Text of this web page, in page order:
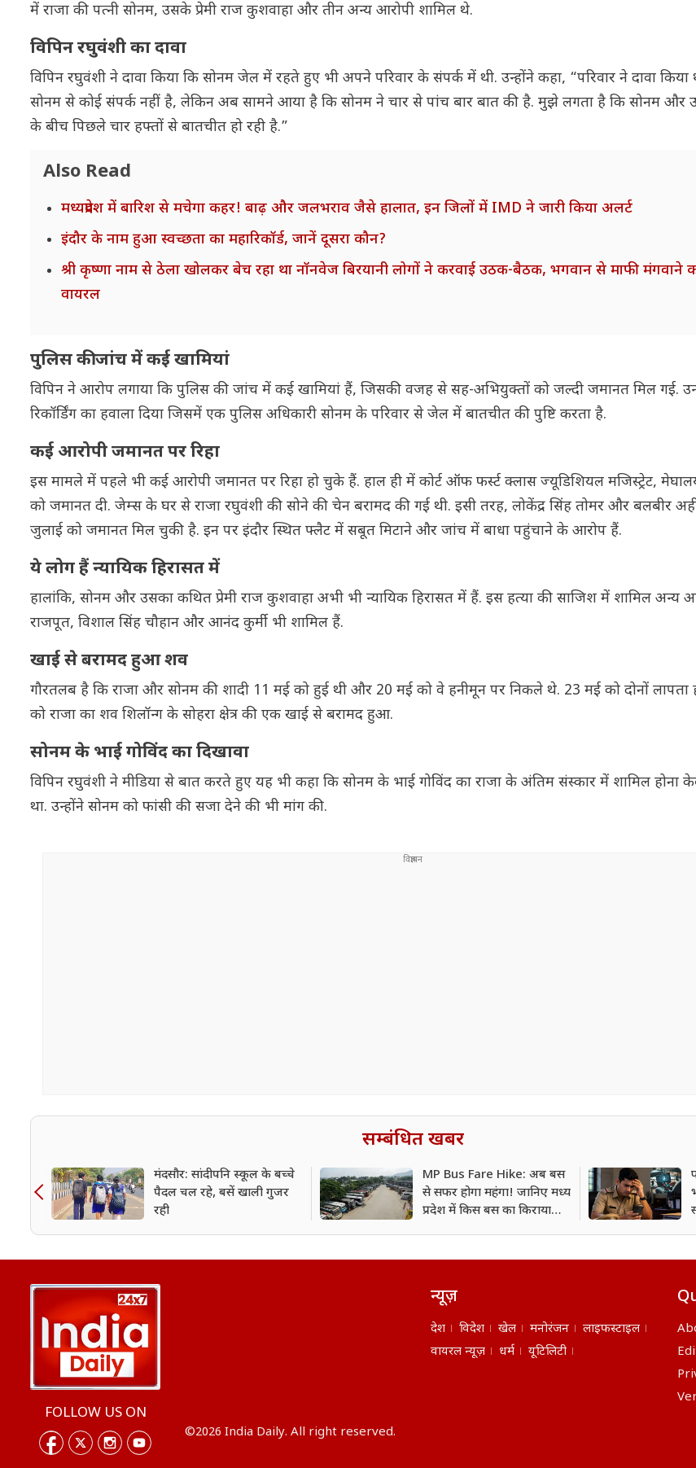
में राजा की पत्नी सोनम, उसके प्रेमी राज कुशवाहा और तीन अन्य आरोपी शामिल थे.
विपिन रघुवंशी का दावा
विपिन रघुवंशी ने दावा किया कि सोनम जेल में रहते हुए भी अपने परिवार के संपर्क में थी. उन्होंने कहा, “परिवार ने दावा किया
सोनम से कोई संपर्क नहीं है, लेकिन अब सामने आया है कि सोनम ने चार से पांच बार बात की है. मुझे लगता है कि सोनम और
के बीच पिछले चार हफ्तों से बातचीत हो रही है.”
Also Read
मध्यप्रदेश में बारिश से मचेगा कहर! बाढ़ और जलभराव जैसे हालात, इन जिलों में IMD ने जारी किया अलर्ट
इंदौर के नाम हुआ स्वच्छता का महारिकॉर्ड, जानें दूसरा कौन?
श्री कृष्णा नाम से ठेला खोलकर बेच रहा था नॉनवेज बिरयानी लोगों ने करवाई उठक-बैठक, भगवान से माफी मंगवाने
वायरल
पुलिस की जांच में कई खामियां
विपिन ने आरोप लगाया कि पुलिस की जांच में कई खामियां हैं, जिसकी वजह से सह-अभियुक्तों को जल्दी जमानत मिल गई.
रिकॉर्डिंग का हवाला दिया जिसमें एक पुलिस अधिकारी सोनम के परिवार से जेल में बातचीत की पुष्टि करता है.
कई आरोपी जमानत पर रिहा
इस मामले में पहले भी कई आरोपी जमानत पर रिहा हो चुके हैं. हाल ही में कोर्ट ऑफ फर्स्ट क्लास ज्यूडिशियल मजिस्ट्रेट,
को जमानत दी. जेम्स के घर से राजा रघुवंशी की सोने की चेन बरामद की गई थी. इसी तरह, लोकेंद्र सिंह तोमर और बलबीर
जुलाई को जमानत मिल चुकी है. इन पर इंदौर स्थित फ्लैट में सबूत मिटाने और जांच में बाधा पहुंचाने के आरोप हैं.
ये लोग हैं न्यायिक हिरासत में
हालांकि, सोनम और उसका कथित प्रेमी राज कुशवाहा अभी भी न्यायिक हिरासत में हैं. इस हत्या की साजिश में शामिल अन्य
राजपूत, विशाल सिंह चौहान और आनंद कुर्मी भी शामिल हैं.
खाई से बरामद हुआ शव
गौरतलब है कि राजा और सोनम की शादी 11 मई को हुई थी और 20 मई को वे हनीमून पर निकले थे. 23 मई को दोनों
को राजा का शव शिलॉन्ग के सोहरा क्षेत्र की एक खाई से बरामद हुआ.
सोनम के भाई गोविंद का दिखावा
विपिन रघुवंशी ने मीडिया से बात करते हुए यह भी कहा कि सोनम के भाई गोविंद का राजा के अंतिम संस्कार में शामिल होना
था. उन्होंने सोनम को फांसी की सजा देने की भी मांग की.
सम्बंधित खबर
मंदसौर: सांदीपनि स्कूल के बच्चे
पैदल चल रहे, बसें खाली गुजर
रही
MP Bus Fare Hike: अब बस
से सफर होगा महंगा! जानिए मध्य
प्रदेश में किस बस का किराया
FOLLOW US ON
न्यूज़
देश विदेश खेल मनोरंजन
लाइफस्टाइल
वायरल न्यूज़
धर्म यूटिलिटी
©2026 India Daily. All right reserved.